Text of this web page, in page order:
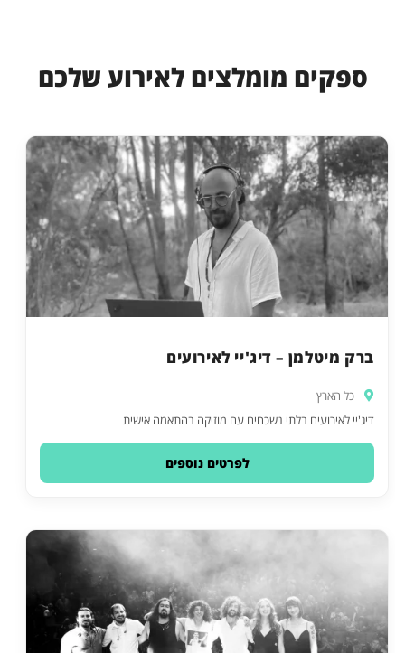
ספקים מומלצים לאירוע שלכם
ברק מיטלמן – דיג'יי לאירועים
כל הארץ
דיג'יי לאירועים בלתי נשכחים עם מוזיקה בהתאמה אישית
לפרטים נוספים